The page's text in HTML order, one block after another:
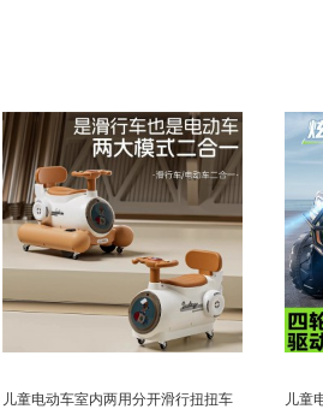
儿童电动车室内两用分开滑行扭扭车
儿童